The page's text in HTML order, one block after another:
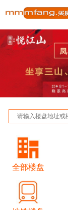
全部楼盘